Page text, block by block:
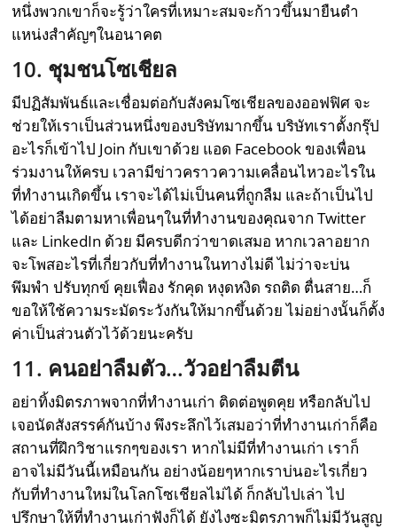
หนึ่งพวกเขาก็จะรู้ว่าใครที่เหมาะสมจะก้าวขึ้นมายืนตำ
แหน่งสำคัญๆในอนาคต
10. ชุมชนโซเชียล
มีปฏิสัมพันธ์และเชื่อมต่อกับสังคมโซเชียลของออฟฟิศ จะ
ช่วยให้เราเป็นส่วนหนึ่งของบริษัทมากขึ้น บริษัทเราตั้งกรุ๊ป
อะไรก็เข้าไป Join กับเขาด้วย แอด Facebook ของเพื่อน
ร่วมงานให้ครบ เวลามีข่าวคราวความเคลื่อนไหวอะไรใน
ที่ทำงานเกิดขึ้น เราจะได้ไม่เป็นคนที่ถูกลืม และถ้าเป็นไป
ได้อย่าลืมตามหาเพื่อนๆในที่ทำงานของคุณจาก Twitter
และ LinkedIn ด้วย มีครบดีกว่าขาดเสมอ หากเวลาอยาก
จะโพสอะไรที่เกี่ยวกับที่ทำงานในทางไม่ดี ไม่ว่าจะบ่น
พึมพำ ปรับทุกข์ คุยเฟื่อง รักคุด หงุดหงิด รถติด ตื่นสาย…ก็
ขอให้ใช้ความระมัดระวังกันให้มากขึ้นด้วย ไม่อย่างนั้นก็ตั้ง
ค่าเป็นส่วนตัวไว้ด้วยนะครับ
11. คนอย่าลืมตัว…วัวอย่าลืมตีน
อย่าทิ้งมิตรภาพจากที่ทำงานเก่า ติดต่อพูดคุย หรือกลับไป
เจอนัดสังสรรค์กันบ้าง พึงระลึกไว้เสมอว่าที่ทำงานเก่าก็คือ
สถานที่ฝึกวิชาแรกๆของเรา หากไม่มีที่ทำงานเก่า เราก็
อาจไม่มีวันนี้เหมือนกัน อย่างน้อยๆหากเราบ่นอะไรเกี่ยว
กับที่ทำงานใหม่ในโลกโซเชียลไม่ได้ ก็กลับไปเล่า ไป
ปรึกษาให้ที่ทำงานเก่าฟังก็ได้ ยังไงซะมิตรภาพก็ไม่มีวันสูญ